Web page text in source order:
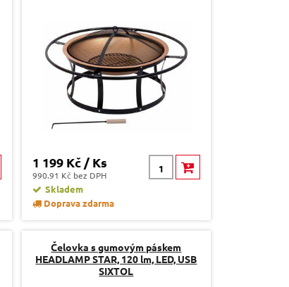
1 199 Kč / Ks
990.91 Kč bez DPH
Skladem
Doprava zdarma
Čelovka s gumovým páskem
HEADLAMP STAR, 120 lm, LED, USB
SIXTOL